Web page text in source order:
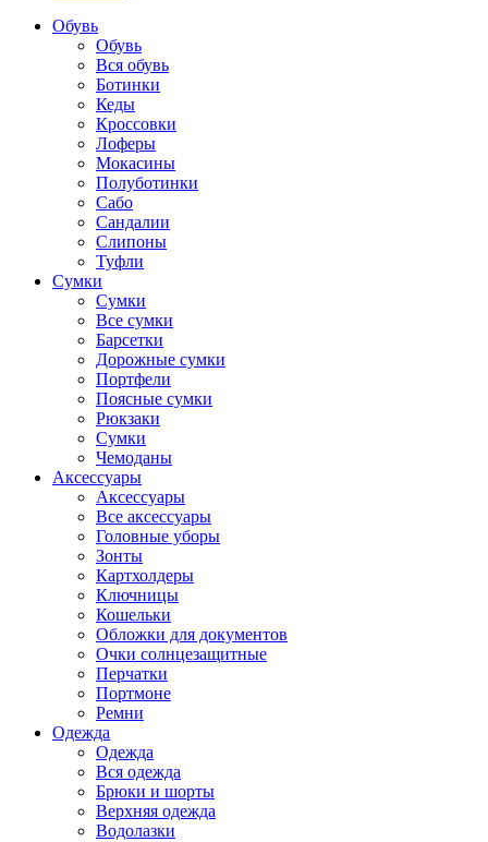
Обувь
Обувь
Вся обувь
Ботинки
Кеды
Кроссовки
Лоферы
Мокасины
Полуботинки
Сабо
Сандалии
Слипоны
Туфли
Сумки
Сумки
Все сумки
Барсетки
Дорожные сумки
Портфели
Поясные сумки
Рюкзаки
Сумки
Чемоданы
Аксессуары
Аксессуары
Все аксессуары
Головные уборы
Зонты
Картхолдеры
Ключницы
Кошельки
Обложки для документов
Очки солнцезащитные
Перчатки
Портмоне
Ремни
Одежда
Одежда
Вся одежда
Брюки и шорты
Верхняя одежда
Водолазки